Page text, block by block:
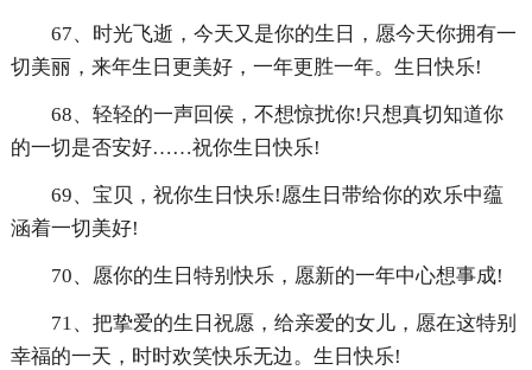
67、时光飞逝，今天又是你的生日，愿今天你拥有一
切美丽，来年生日更美好，一年更胜一年。生日快乐!
68、轻轻的一声回侯，不想惊扰你!只想真切知道你
的一切是否安好……祝你生日快乐!
69、宝贝，祝你生日快乐!愿生日带给你的欢乐中蕴
涵着一切美好!
70、愿你的生日特别快乐，愿新的一年中心想事成!
71、把挚爱的生日祝愿，给亲爱的女儿，愿在这特别
幸福的一天，时时欢笑快乐无边。生日快乐!